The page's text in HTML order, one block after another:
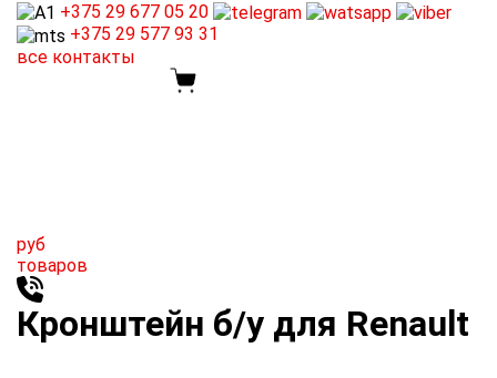
+375 29 677 05 20
+375 29 577 93 31
все контакты
руб
товаров
Кронштейн б/у для Renault